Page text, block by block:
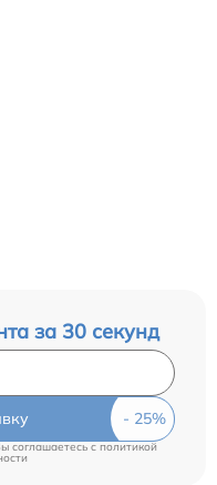
за 30 секунд
соглашаетесь cполитикой